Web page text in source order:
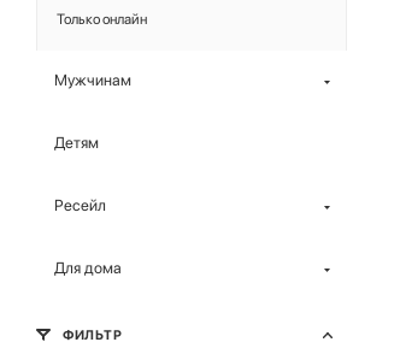
Только онлайн
Мужчинам
Детям
Ресейл
Для дома
ФИЛЬТР